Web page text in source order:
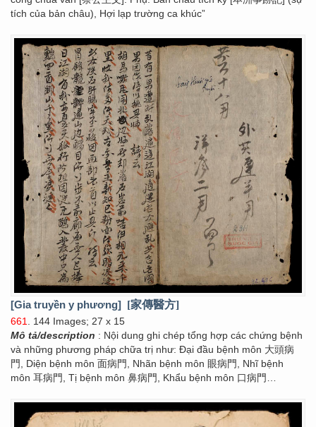
tích của bản châu), Hợi lạp trường ca khúc”
[Gia truyền y phương] [家傳醫方]
661. 144 Images; 27 x 15
Mô tả/description : Nội dung ghi chép tổng hợp các chứng bệnh
và những phương pháp chữa trị như: Đại đầu bệnh môn 大頭病
門, Diện bệnh môn 面病門, Nhãn bệnh môn 眼病門, Nhĩ bệnh
môn 耳病門, Tị bệnh môn 鼻病門, Khẩu bệnh môn 口病門…